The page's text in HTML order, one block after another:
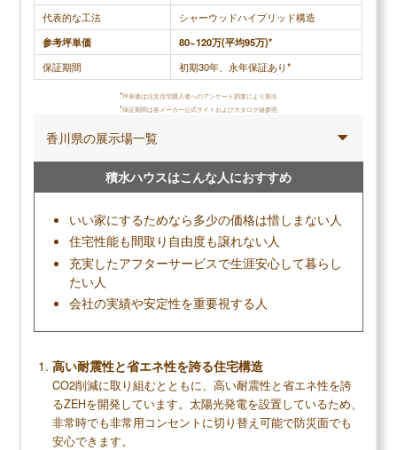
代表的な工法
シャーウッドハイブリッド構造
参考坪単価
80~120万(平均95万)*
保証期間
初期30年、永年保証あり*
*坪単価は注文住宅購入者へのアンケート調査により算出
*保証期間は各メーカー公式サイトおよびカタログ値参照
香川県の展示場一覧
積水ハウスはこんな人におすすめ
いい家にするためなら多少の価格は惜しまない人
住宅性能も間取り自由度も譲れない人
充実したアフターサービスで生涯安心して暮らし
たい人
会社の実績や安定性を重要視する人
高い耐震性と省エネ性を誇る住宅構造
CO2削減に取り組むとともに、高い耐震性と省エネ性を誇
るZEHを開発しています。太陽光発電を設置しているため、
非常時でも非常用コンセントに切り替え可能で防災面でも
安心できます。